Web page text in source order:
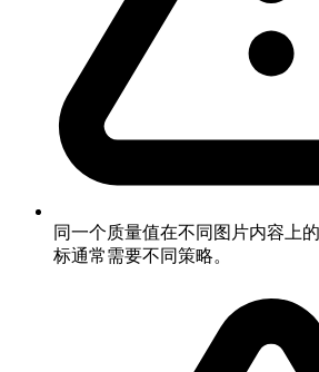
同一个质量值在不同图片内容上
标通常需要不同策略。